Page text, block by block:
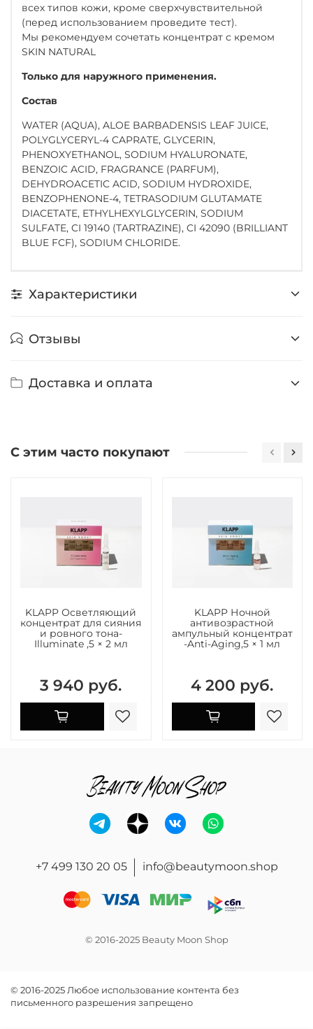
всех типов кожи, кроме сверхчувствительной
(перед использованием проведите тест).
Мы рекомендуем сочетать концентрат с кремом
SKIN NATURAL
Только для наружного применения.
Состав
WATER (AQUA), ALOE BARBADENSIS LEAF JUICE,
POLYGLYCERYL-4 CAPRATE, GLYCERIN,
PHENOXYETHANOL, SODIUM HYALURONATE,
BENZOIC ACID, FRAGRANCE (PARFUM),
DEHYDROACETIC ACID, SODIUM HYDROXIDE,
BENZOPHENONE-4, TETRASODIUM GLUTAMATE
DIACETATE, ETHYLHEXYLGLYCERIN, SODIUM
SULFATE, CI 19140 (TARTRAZINE), CI 42090 (BRILLIANT
BLUE FCF), SODIUM CHLORIDE.
Характеристики
Отзывы
Доставка и оплата
С этим часто покупают
KLAPP Осветляющий
концентрат для сияния
и ровного тона-
Illuminate ,5 × 2 мл
3 940 руб.
KLAPP Ночной
антивозрастной
ампульный концентрат
-Anti-Aging,5 × 1 мл
4 200 руб.
+7 499 130 20 05 info@beautymoon.shop
© 2016-2025 Beauty Moon Shop
© 2016-2025 Любое использование контента без
письменного разрешения запрещено